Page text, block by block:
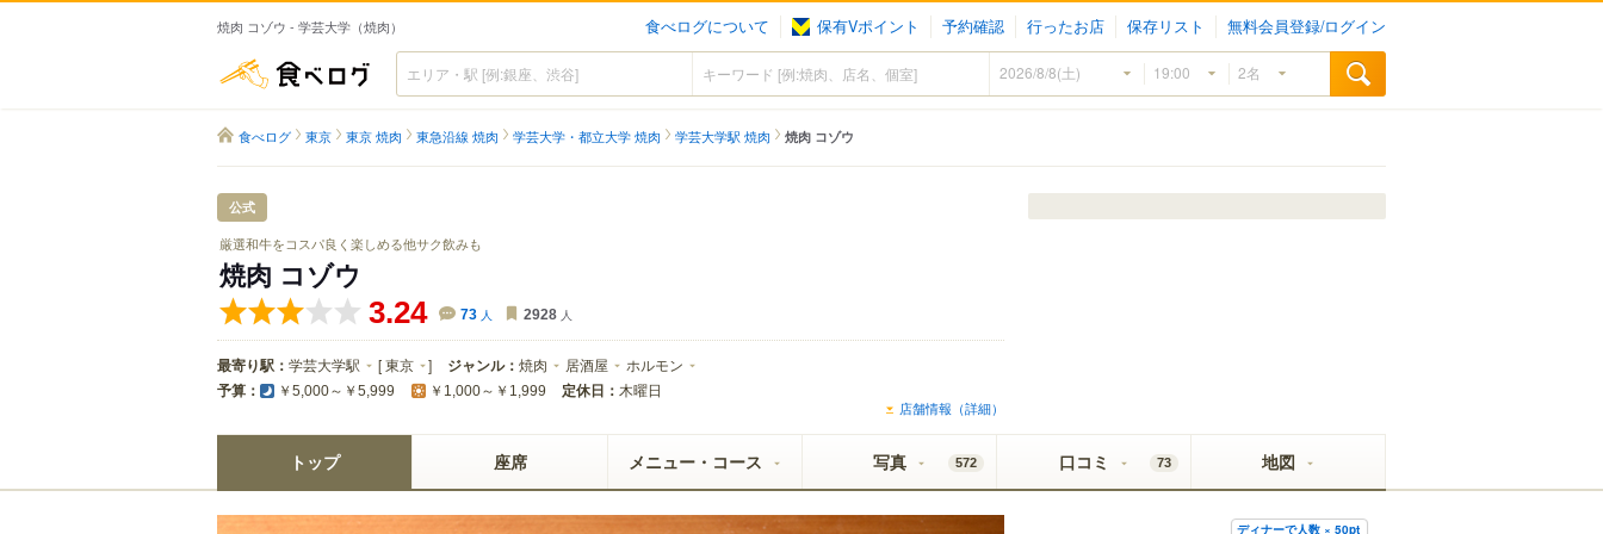
焼肉 コゾウ - 学芸大学（焼肉） 食べログについて 保有Vポイント 予約確認 行ったお店 保存リスト 無料会員登録/ログイン
食べログ
食べログ 東京 東京 焼肉 東急沿線 焼肉 学芸大学・都立大学 焼肉 学芸大学駅 焼肉 焼肉 コゾウ
公式
厳選和牛をコスパ良く楽しめる他サク飲みも
焼肉 コゾウ
3.24 73 人 2928 人
最寄り駅： 学芸大学駅 [東京 ] ジャンル： 焼肉 居酒屋 ホルモン
予算： ￥5,000～￥5,999 ￥1,000～￥1,999 定休日： 木曜日
店舗情報（詳細）
トップ 座席 メニュー・コース 写真 572 口コミ 73 地図
ディナーで人数 × 50pt